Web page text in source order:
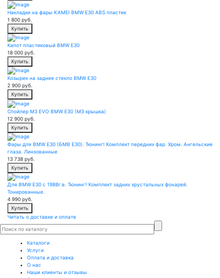
Накладки на фары KAMEI BMW E30 ABS пластик
1 800 руб.
Купить
Капот пластиковый BMW E30
18 000 руб.
Купить
Козырек на заднее стекло BMW E30
2 900 руб.
Купить
Спойлер M3 EVO BMW E30 (M3 крышка)
12 900 руб.
Купить
Фары для BMW E30 (БМВ Е30). Тюнинг! Комплект передних фар. Хром. Ангельские
глаза. Линзованные
13 738 руб.
Купить
Для BMW E30 с 1988г.в. Тюнинг! Комплект задних хрустальных фонарей.
Тонированные.
4 990 руб.
Купить
Читать о доставке и оплате
Каталоги
Услуги
Оплата и доставка
О нас
Наши клиенты и отзывы